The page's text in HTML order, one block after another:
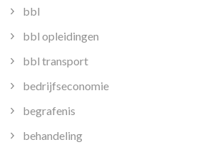
bbl
bbl opleidingen
bbl transport
bedrijfseconomie
begrafenis
behandeling